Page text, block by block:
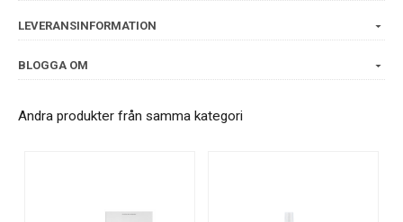
LEVERANSINFORMATION
BLOGGA OM
Andra produkter från samma kategori